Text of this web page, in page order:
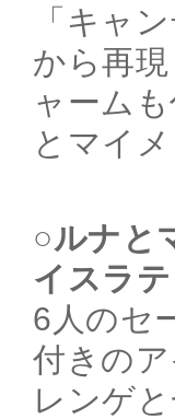
「キャ
から再
ャーム
とマイ
○ルナと
イスラ
6人のセ
付きの
レンゲ